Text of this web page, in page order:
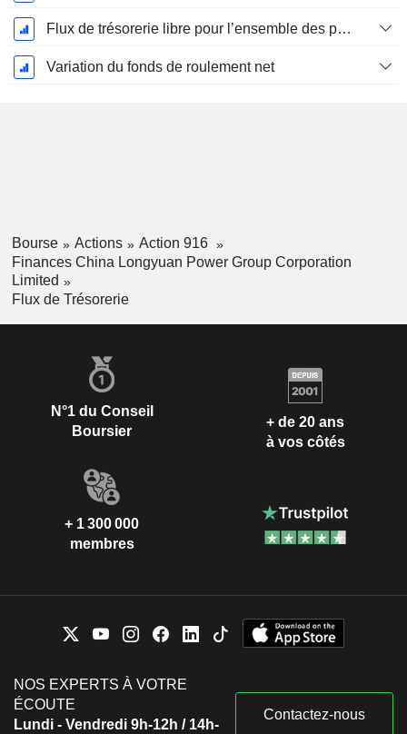
Flux de trésorerie libre pour l’ensemble des pourvoyeurs de fonds (créanciers et actionnaires) FCFF
Variation du fonds de roulement net
Bourse Actions
Action 916
Finances China Longyuan Power Group Corporation
Limited
Flux de Trésorerie
N°1 du Conseil
Boursier
+ de 20 ans
à vos côtés
+ 1 300 000
membres
NOS EXPERTS À VOTRE
ÉCOUTE
Lundi - Vendredi 9h-12h / 14h-
Contactez-nous